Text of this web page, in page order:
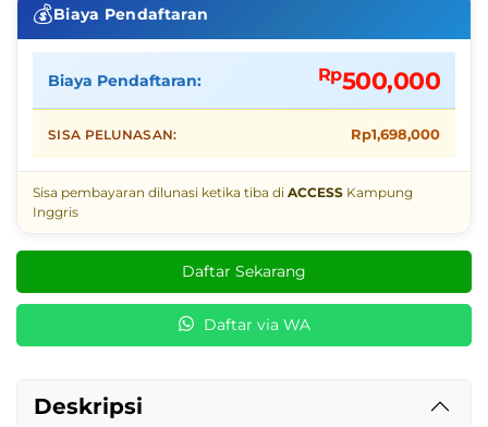
💰Biaya Pendaftaran
Biaya Pendaftaran: Rp500,000
SISA PELUNASAN: Rp1,698,000
Sisa pembayaran dilunasi ketika tiba di ACCESS Kampung
Inggris
Daftar Sekarang
Daftar via WA
Deskripsi